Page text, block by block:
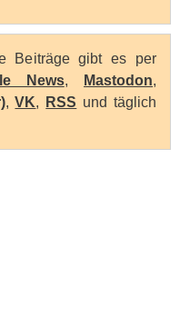
Beiträge gibt es per
News, Mastodon,
,VK, RSS und täglich